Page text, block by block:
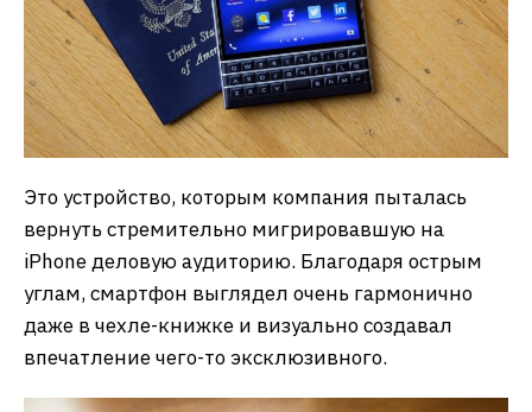
Это устройство, которым компания пыталась
вернуть стремительно мигрировавшую на
iPhone деловую аудиторию. Благодаря острым
углам, смартфон выглядел очень гармонично
даже в чехле-книжке и визуально создавал
впечатление чего-то эксклюзивного.